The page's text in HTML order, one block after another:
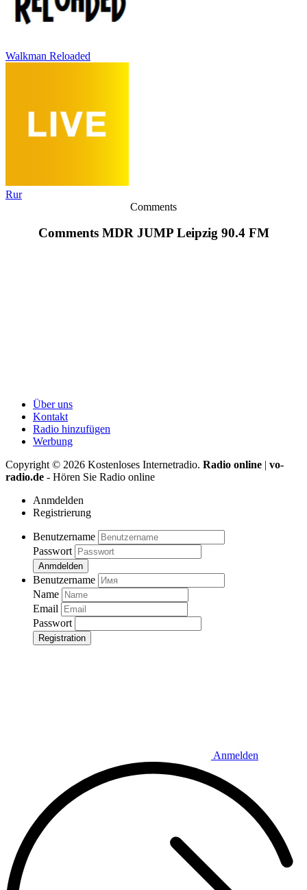
Walkman Reloaded
Rur
Comments
Comments MDR JUMP Leipzig 90.4 FM
Über uns
Kontakt
Radio hinzufügen
Werbung
Copyright © 2026 Kostenloses Internetradio. Radio online | vo-
radio.de - Hören Sie Radio online
Anmdelden
Registrierung
Benutzername
Passwort
Anmdelden
Benutzername
Name
Email
Passwort
Registration
Anmelden